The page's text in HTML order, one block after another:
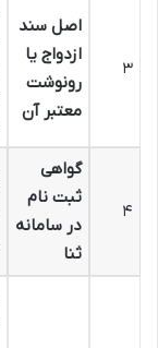
۳
اصل سند
ازدواج یا
رونوشت
معتبر آن
۴
گواهی
ثبت نام
در سامانه
ثنا